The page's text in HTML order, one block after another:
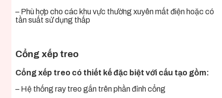
– Phù hợp cho các khu vực thường xuyên mất điện hoặc có
tần suất sử dụng thấp
Cổng xếp treo
Cổng xếp treo có thiết kế đặc biệt với cấu tạo gồm:
– Hệ thống ray treo gắn trên phần đỉnh cổng